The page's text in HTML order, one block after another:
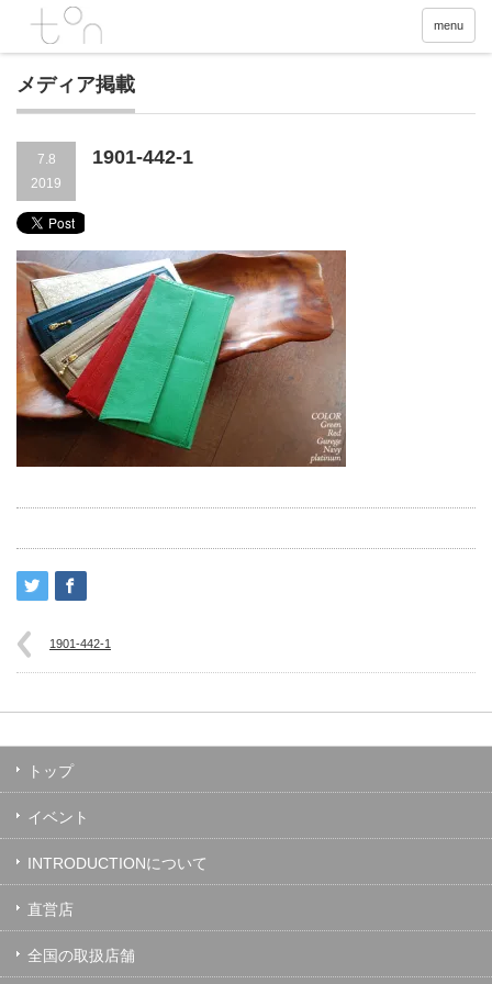
menu
メディア掲載
7.8
2019
1901-442-1
1901-442-1
トップ
イベント
INTRODUCTIONについて
直営店
全国の取扱店舗